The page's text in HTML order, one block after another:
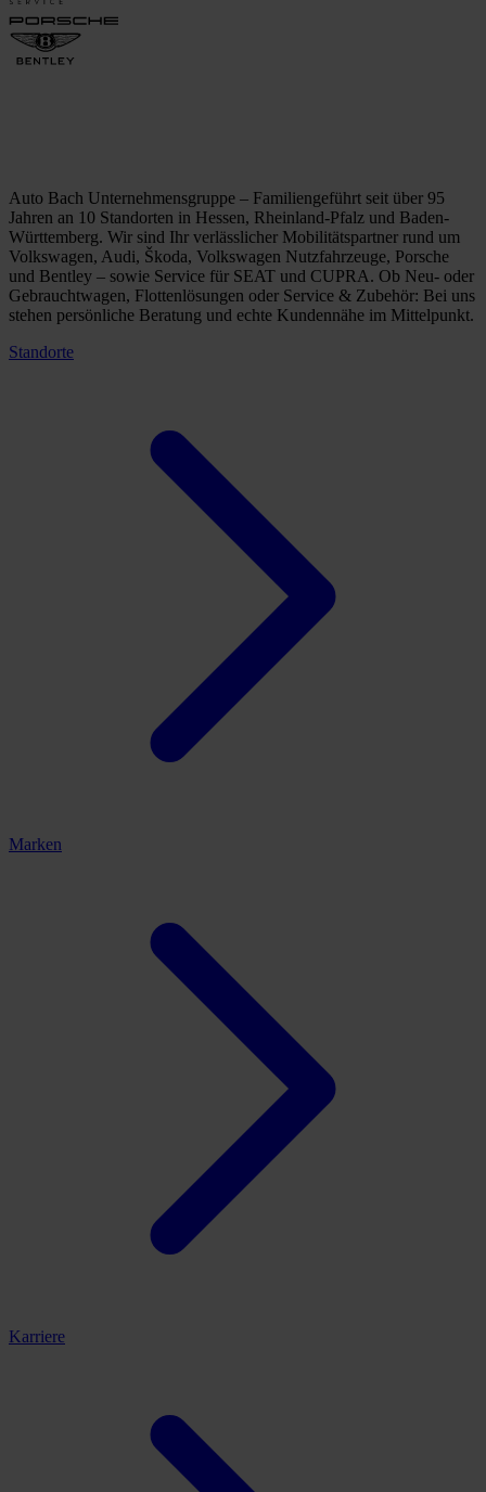
Auto Bach Unternehmensgruppe – Familiengeführt seit über 95
Jahren an 10 Standorten in Hessen, Rheinland-Pfalz und Baden-
Württemberg. Wir sind Ihr verlässlicher Mobilitätspartner rund um
Volkswagen, Audi, Škoda, Volkswagen Nutzfahrzeuge, Porsche
und Bentley – sowie Service für SEAT und CUPRA. Ob Neu- oder
Gebrauchtwagen, Flottenlösungen oder Service & Zubehör: Bei uns
stehen persönliche Beratung und echte Kundennähe im Mittelpunkt.
Standorte
Marken
Karriere